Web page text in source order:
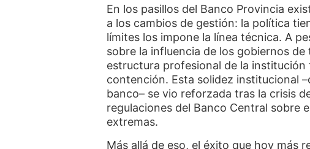
En los pasillos del Banco Provincia
a los cambios de gestión: la política
límites los impone la línea técnica. A
sobre la influencia de los gobiernos
estructura profesional de la
contención. Esta solidez institucional
banco– se vio reforzada tras la crisis
regulaciones del Banco Central sobre
extremas.
Más allá de eso, el éxito que hoy más